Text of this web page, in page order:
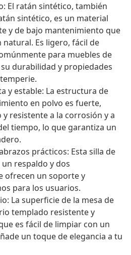
El ratán sintético, también
sintético, es un material
y de bajo mantenimiento que
natural. Es ligero, fácil de
para muebles de
durabilidad y propiedades
y estable: La estructura de
en polvo es fuerte,
resistente a la corrosión y a
tiempo, lo que garantiza un
prácticos: Esta silla de
respaldo y dos
ofrecen un soporte y
para los usuarios.
La superficie de la mesa de
templado resistente y
es fácil de limpiar con un
un toque de elegancia a tu